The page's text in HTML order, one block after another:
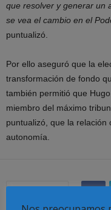
que resolver y generar un
se vea el cambio en el
puntualizó.
Por ello aseguró que la
transformación de fondo
también permitió que
miembro del máximo
puntualizó, que la relación
autonomía.